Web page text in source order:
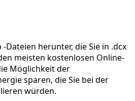
Dateien herunter, die Sie in .dcx
meisten kostenlosen Online-
Möglichkeit der
sparen, die Sie bei der
würden.